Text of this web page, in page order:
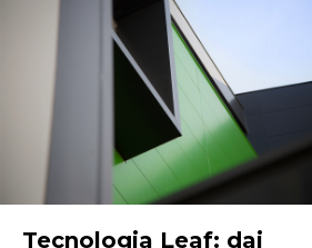
Tecnologia Leaf: dai